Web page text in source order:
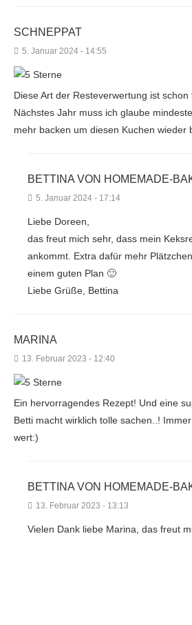
SCHNEPPAT
5. Januar 2024 - 14:55
Diese Art der Resteverwertung ist schon
Nächstes Jahr muss ich glaube
mehr backen um diesen Kuchen wieder
BETTINA VON HOMEMADE-
5. Januar 2024 - 17:14
Liebe Doreen,
das freut mich sehr, dass mein
ankommt. Extra dafür mehr
einem guten Plan 🙂
Liebe Grüße, Bettina
MARINA
13. Februar 2023 - 12:40
Ein hervorragendes Rezept! Und eine
Betti macht wirklich tolle sachen..!
wert:)
BETTINA VON HOMEMADE-
13. Februar 2023 - 13:13
Vielen Dank liebe Marina, das freut